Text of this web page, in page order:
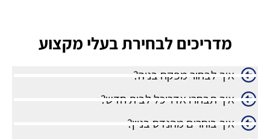
מדריכים לבחירת בעלי מקצוע
איך לבחור מפקח בניה?
איך תבחרו אדריכל לבית חדש?
איך בוחרים מהנדס בניין?